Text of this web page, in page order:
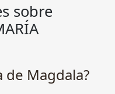
sobre
de Magdala?